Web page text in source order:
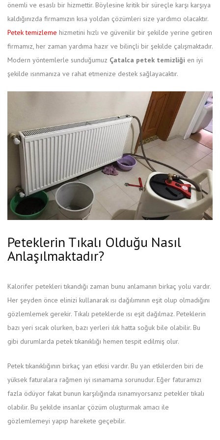
önemli ve esaslı bir hizmettir. Böylesine kritik bir süreçle karşı karşıya
kaldığınızda firmamızın kısa yoldan çözümleri size yardımcı olacaktır.
Petek temizleme hizmetini hızlı ve güvenilir bir şekilde yerine getiren
firmamız, her zaman yardıma hazır ve bilinçli bir şekilde çalışmaktadır.
Modern yöntemlerle sunduğumuz Çatalca petek temizliği en iyi
şekilde ısınmanıza ve rahat etmenize destek sağlayacaktır.
Peteklerin Tıkalı Olduğu Nasıl
Anlaşılmaktadır?
Kalorifer petekleri tıkandığı zaman bunu anlamanın birkaç yolu vardır.
Her şeyden önce elinizi kullanarak ısı dağılımının eşit olup olmadığını
gözlemlemek gerekir. Tıkalı peteklerde ısı eşit dağılmaz. Peteklerin
bazı yeri sıcak olurken, bazı yerleri ılık hatta soğuk bile olabilir. Bu
gibi durumlarda petek tıkanıklığı hemen tespit edilmiş olur.
Petek tıkanıklığının birkaç yan etkisi vardır. Bu yan etkilerden biri de
yüksek faturalara rağmen iyi ısınamama sorunudur. Eğer faturamızı
fazla ödüyor fakat bunun karşılığında ısınamıyorsanız petekler tıkalı
olabilir. Bu şekilde insanlar çözüm oluşturmak amacı ile
gözlemlemeyi yapıp harekete geçebilir.